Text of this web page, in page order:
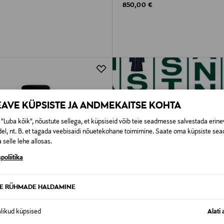
KÜPSISTE JA ANDMEKAITSE KOHTA
kõik", nõustute sellega, et küpsiseid võib teie seadmesse salvestada
nt. B. et tagada veebisaidi nõuetekohane toimimine. Saate oma küpsiste
selle lehe allosas.
RÜHMADE HALDAMINE
küpsised Alati
Original Price
850,00 €